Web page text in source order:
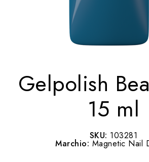
Gelpolish
15 ml
SKU: 103281
Marchio: Magnetic Nail